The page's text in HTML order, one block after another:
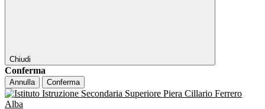
Chiudi
Conferma
Annulla Conferma